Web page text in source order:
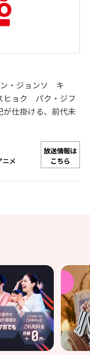
・ジョンソ キ
ョク パク・ジフ
仕掛ける、前代未
メ
放送情報は
こちら